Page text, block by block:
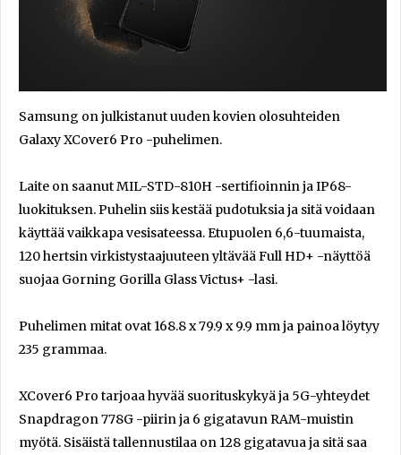
Samsung on julkistanut uuden kovien olosuhteiden
Galaxy XCover6 Pro -puhelimen.
Laite on saanut MIL-STD-810H -sertifioinnin ja IP68-
luokituksen. Puhelin siis kestää pudotuksia ja sitä voidaan
käyttää vaikkapa vesisateessa. Etupuolen 6,6-tuumaista,
120 hertsin virkistystaajuuteen yltävää Full HD+ -näyttöä
suojaa Gorning Gorilla Glass Victus+ -lasi.
Puhelimen mitat ovat 168.8 x 79.9 x 9.9 mm ja painoa löytyy
235 grammaa.
XCover6 Pro tarjoaa hyvää suorituskykyä ja 5G-yhteydet
Snapdragon 778G -piirin ja 6 gigatavun RAM-muistin
myötä. Sisäistä tallennustilaa on 128 gigatavua ja sitä saa